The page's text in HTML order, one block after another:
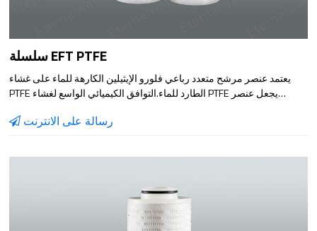
سلسلة EFT PTFE
يعتمد عنصر مرشح متعدد رباعي فلورو الإيثيلين الكارهة للماء على غشاء
PTFE الطارد للماء.التوافق الكيميائي الواسع لغشاء PTFE يجعل عنصر
رسالة على الانترنت